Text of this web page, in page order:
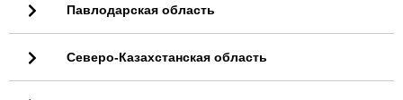
Павлодарская область
Северо-Казахстанская область